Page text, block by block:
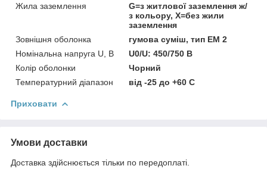
Жила заземлення
G=з житлової заземлення ж/
з кольору, Х=без жили
заземлення
Зовнішня оболонка
гумова суміш, тип EM 2
Номінальна напруга U, В
U0/U: 450/750 В
Колір оболонки
Чорний
Температурний діапазон
від -25 до +60 C
Приховати
Умови доставки
Доставка здійснюється тільки по передоплаті.